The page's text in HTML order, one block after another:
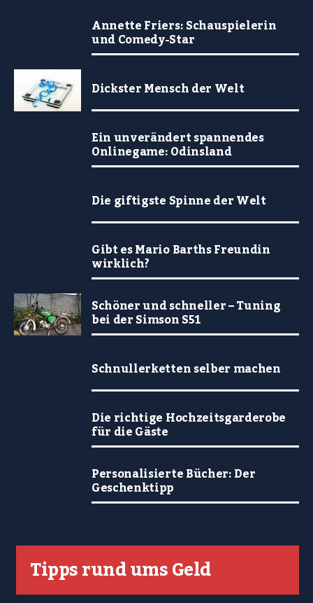
Annette Friers: Schauspielerin
und Comedy-Star
Dickster Mensch der Welt
Ein unverändert spannendes
Onlinegame: Odinsland
Die giftigste Spinne der Welt
Gibt es Mario Barths Freundin
wirklich?
Schöner und schneller – Tuning
bei der Simson S51
Schnullerketten selber machen
Die richtige Hochzeitsgarderobe
für die Gäste
Personalisierte Bücher: Der
Geschenktipp
Tipps rund ums Geld